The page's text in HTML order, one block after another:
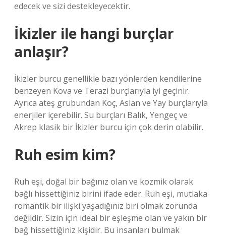
edecek ve sizi destekleyecektir.
İkizler ile hangi burçlar
anlaşır?
İkizler burcu genellikle bazı yönlerden kendilerine
benzeyen Kova ve Terazi burçlarıyla iyi geçinir.
Ayrıca ateş grubundan Koç, Aslan ve Yay burçlarıyla
enerjiler içerebilir. Su burçları Balık, Yengeç ve
Akrep klasik bir İkizler burcu için çok derin olabilir.
Ruh esim kim?
Ruh eşi, doğal bir bağınız olan ve kozmik olarak
bağlı hissettiğiniz birini ifade eder. Ruh eşi, mutlaka
romantik bir ilişki yaşadığınız biri olmak zorunda
değildir. Sizin için ideal bir eşleşme olan ve yakın bir
bağ hissettiğiniz kişidir. Bu insanları bulmak